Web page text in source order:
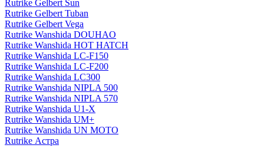
Rutrike Gelbert Sun
Rutrike Gelbert Tuban
Rutrike Gelbert Vega
Rutrike Wanshida DOUHAO
Rutrike Wanshida HOT HATCH
Rutrike Wanshida LC-F150
Rutrike Wanshida LC-F200
Rutrike Wanshida LC300
Rutrike Wanshida NIPLA 500
Rutrike Wanshida NIPLA 570
Rutrike Wanshida U1-X
Rutrike Wanshida UM+
Rutrike Wanshida UN MOTO
Rutrike Астра